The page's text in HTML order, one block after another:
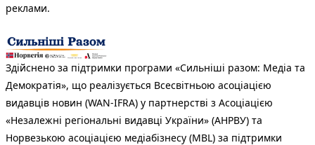
реклами.
Здійснено за підтримки програми «Сильніші разом: Медіа та
Демократія», що реалізується Всесвітньою асоціацією
видавців новин (WAN-IFRA) у партнерстві з Асоціацією
«Незалежні регіональні видавці України» (АНРВУ) та
Норвезькою асоціацією медіабізнесу (MBL) за підтримки